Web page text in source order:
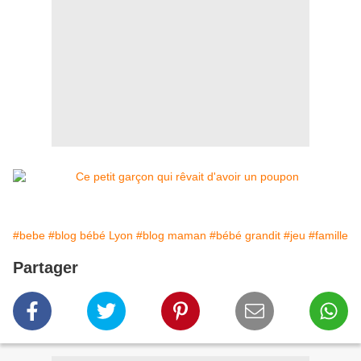
#bebe #blog bébé Lyon #blog maman #bébé grandit #jeu #famille
Partager